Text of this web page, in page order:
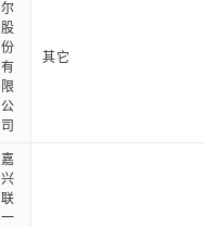
尔
股
份
有
限
公
司
其它
嘉
兴
联
一